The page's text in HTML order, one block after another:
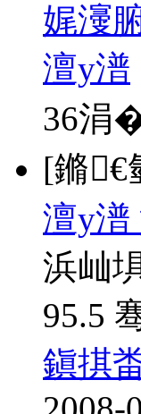
娓濅
澶у潽
36涓
[鏅€
澶у
浜屾
95.5
鎭掑